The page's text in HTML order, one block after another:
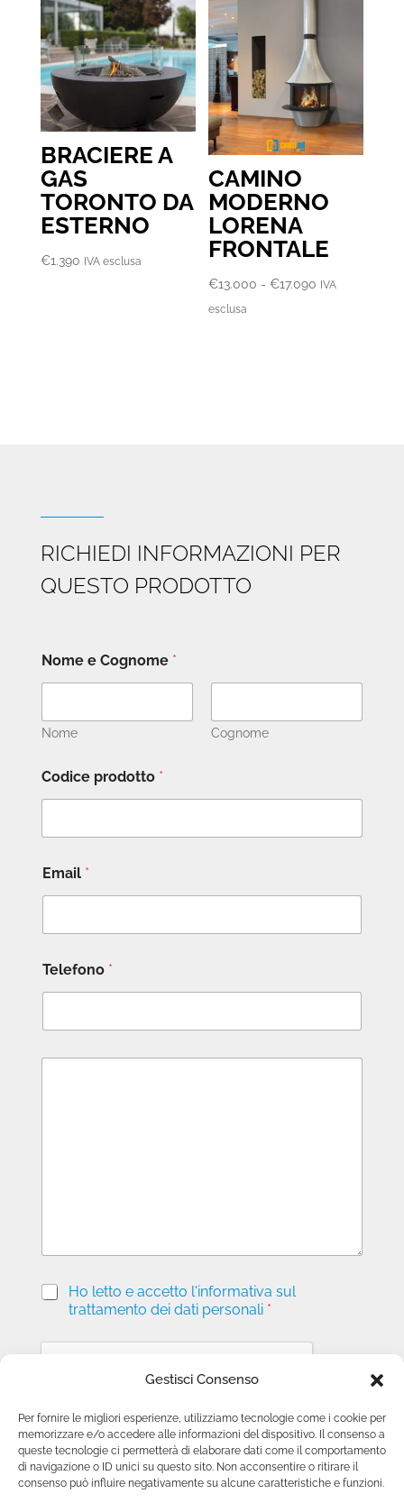
Gestisci Consenso
Per fornire le migliori esperienze, utilizziamo tecnologie come i cookie per
memorizzare e/o accedere alle informazioni del dispositivo. Il consenso a
queste tecnologie ci permetterà di elaborare dati come il comportamento
di navigazione o ID unici su questo sito. Non acconsentire o ritirare il
consenso può influire negativamente su alcune caratteristiche e funzioni.
BRACIERE A
GAS
TORONTO DA
ESTERNO
€1.390 IVA esclusa
CAMINO
MODERNO
LORENA
FRONTALE
€13.000 - €17.090 Fascia
IVA
esclusa
RICHIEDI INFORMAZIONI PER
QUESTO PRODOTTO
Nome e Cognome *
Nome Cognome
Codice prodotto *
Email *
Telefono *
P
v
a
*
Ho letto e accetto l'informativa sul
trattamento dei dati personali *
Invia richiesta